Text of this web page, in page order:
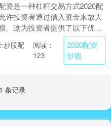
资是一种杠杆交易方式2020配
许投资者通过借入资金来放大
。这为投资者提供了以下优
，前程无忧股票配资能够为投资
的....
炒股配
阅读：
123
2020配资
炒股
条记录